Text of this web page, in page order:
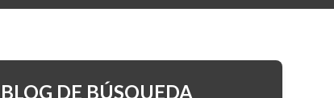
BLOG DE BÚSQUEDA